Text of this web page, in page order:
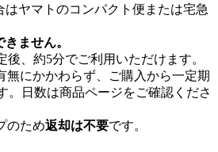
ヤマトのコンパクト便または宅急
ません。
後、約5分でご利用いただけます。
無にかかわらず、ご購入から一定期
。日数は商品ページをご確認くださ
のため返却は不要です。